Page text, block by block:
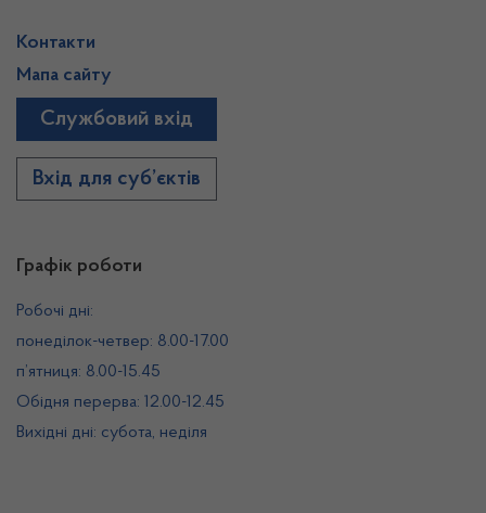
Графік роботи
Робочі дні:
понеділок-четвер: 8.00-17.00
п’ятниця: 8.00-15.45
Обідня перерва: 12.00-12.45
Вихідні дні: субота, неділя
Контакти
Мапа сайту
Службовий вхід
Вхід для суб’єктів